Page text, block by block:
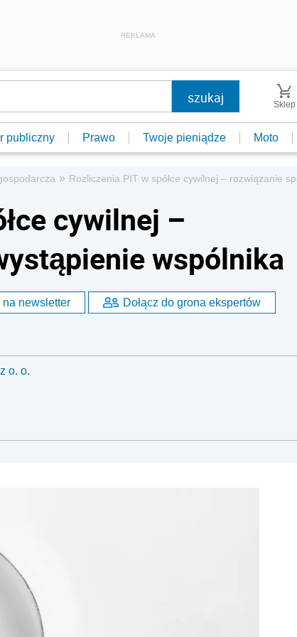
REKLAMA
Sklep
publiczny Prawo Twoje pieniądze Moto
» Rozliczenia PIT w spółce cywilnej – rozwiązanie
cywilnej –
wspólnika
newsletter Dołącz do grona ekspertów
o. o.